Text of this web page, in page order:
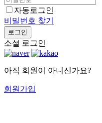
인
자동로그인
비밀번호 찾기
로그인
소셜 로그인
아직 회원이 아니신가요?
회원가입